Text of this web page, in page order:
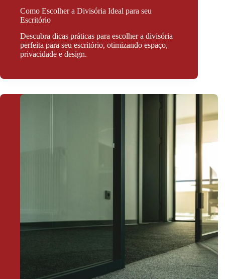
Como Escolher a Divisória Ideal para seu
Escritório
Descubra dicas práticas para escolher a divisória
perfeita para seu escritório, otimizando espaço,
privacidade e design.